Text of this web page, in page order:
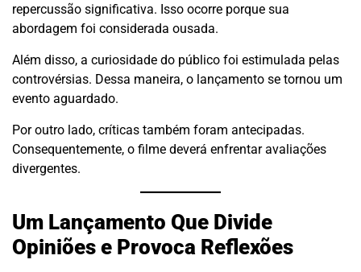
repercussão significativa. Isso ocorre porque sua
abordagem foi considerada ousada.
Além disso, a curiosidade do público foi estimulada pelas
controvérsias. Dessa maneira, o lançamento se tornou um
evento aguardado.
Por outro lado, críticas também foram antecipadas.
Consequentemente, o filme deverá enfrentar avaliações
divergentes.
Um Lançamento Que Divide
Opiniões e Provoca Reflexões